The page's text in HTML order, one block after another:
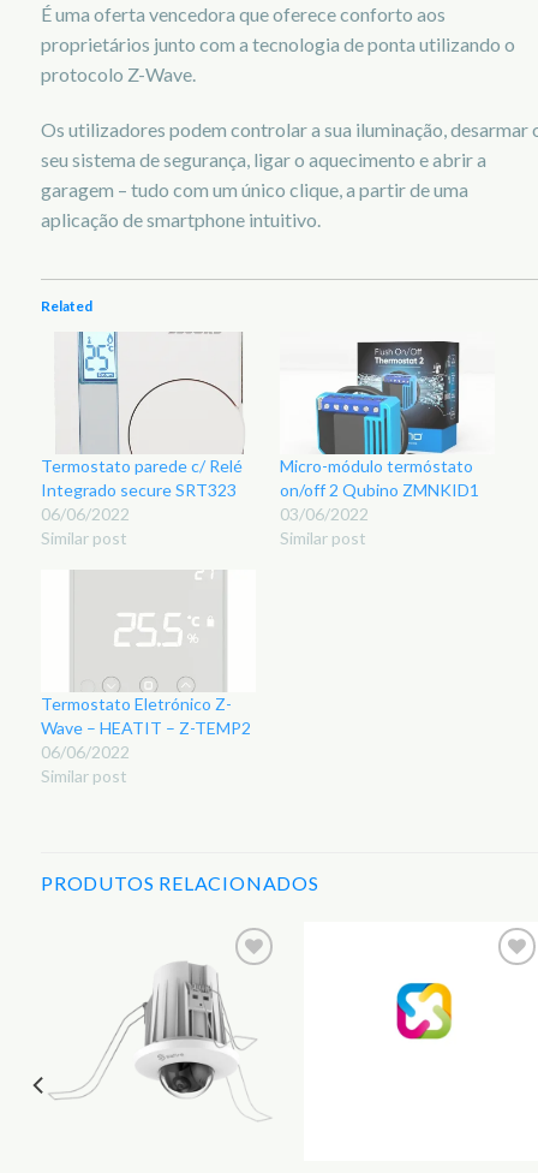
É uma oferta vencedora que oferece conforto aos
proprietários junto com a tecnologia de ponta utilizando o
protocolo Z-Wave.
Os utilizadores podem controlar a sua iluminação, desarmar
seu sistema de segurança, ligar o aquecimento e abrir a
garagem – tudo com um único clique, a partir de uma
aplicação de smartphone intuitivo.
Related
Termostato parede c/ Relé
Integrado secure SRT323
06/06/2022
Similar post
Micro-módulo termóstato
on/off 2 Qubino ZMNKID1
03/06/2022
Similar post
Termostato Eletrónico Z-
Wave – HEATIT – Z-TEMP2
06/06/2022
Similar post
PRODUTOS RELACIONADOS
Adicionar
Favoritos